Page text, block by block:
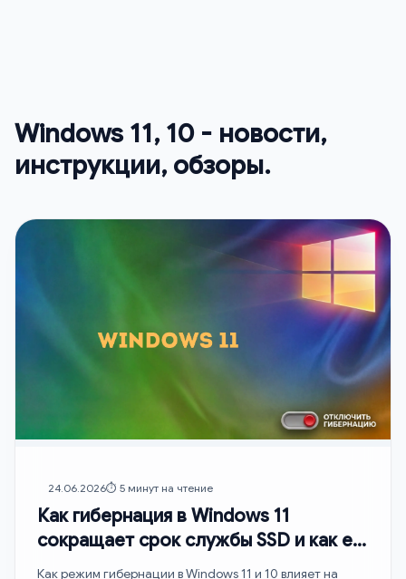
Windows 11, 10 - новости,
инструкции, обзоры.
24.06.2026⏱️ 5 минут на чтение
Как гибернация в Windows 11
сокращает срок службы SSD и как её
отключить
Как режим гибернации в Windows 11 и 10 влияет на